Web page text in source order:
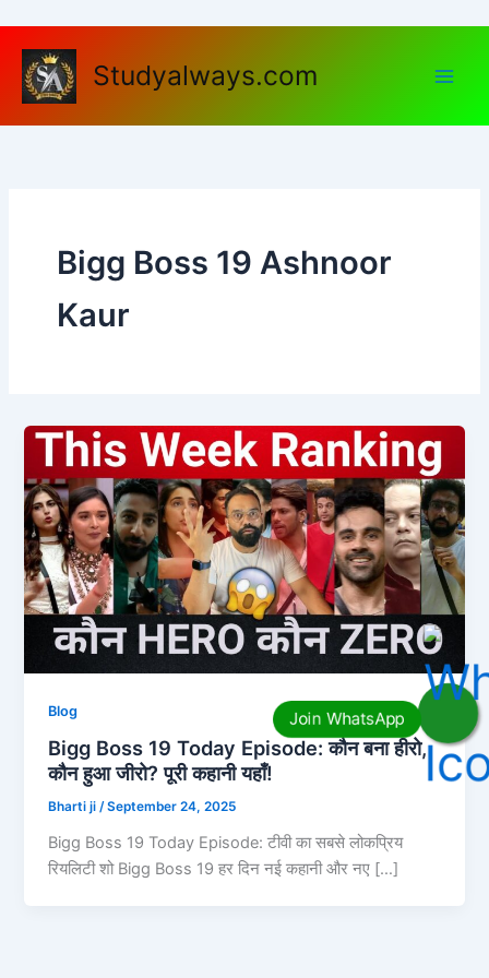
content
Studyalways.com
Bigg Boss 19 Ashnoor
Kaur
Blog
Bigg Boss 19 Today Episode: कौन बना हीरो,
कौन हुआ जीरो? पूरी कहानी यहाँ!
Bharti ji/September 24, 2025
Bigg Boss 19 Today Episode: टीवी का सबसे लोकप्रिय
रियलिटी शो Bigg Boss 19 हर दिन नई कहानी और नए […]